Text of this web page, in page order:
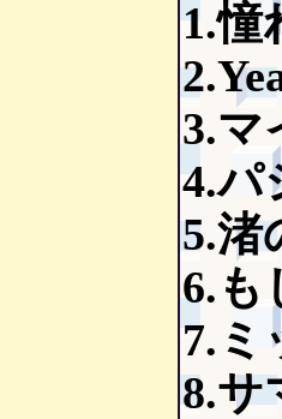
1.憧
3.マ
4.パ
5.渚
6.も
7.ミ
8.サ